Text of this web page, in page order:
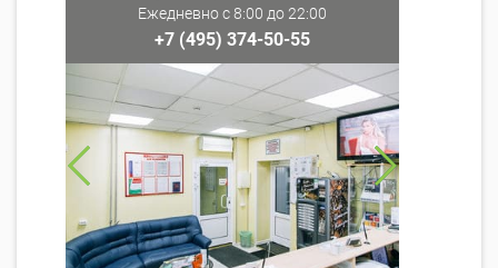
Ежедневно с 8:00 до 22:00
+7 (495) 374-50-55